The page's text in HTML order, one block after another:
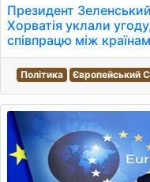
Президент
Хорватія уклали
співпрацю між
Політика Європейський